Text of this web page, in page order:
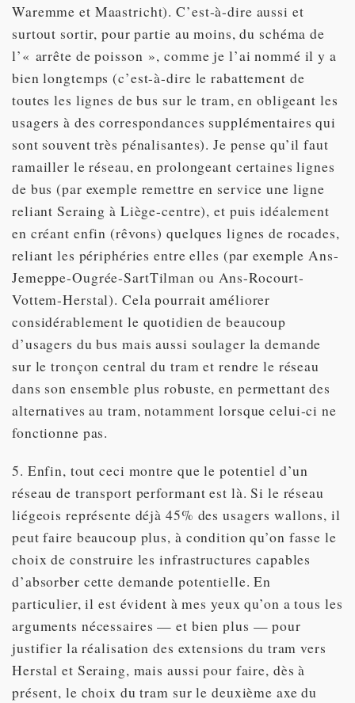
Waremme et Maastricht). C’est-à-dire aussi et
surtout sortir, pour partie au moins, du schéma de
l’« arrête de poisson », comme je l’ai nommé il y a
bien longtemps (c’est-à-dire le rabattement de
toutes les lignes de bus sur le tram, en obligeant les
usagers à des correspondances supplémentaires qui
sont souvent très pénalisantes). Je pense qu’il faut
ramailler le réseau, en prolongeant certaines lignes
de bus (par exemple remettre en service une ligne
reliant Seraing à Liège-centre), et puis idéalement
en créant enfin (rêvons) quelques lignes de rocades,
reliant les périphéries entre elles (par exemple Ans-
Jemeppe-Ougrée-SartTilman ou Ans-Rocourt-
Vottem-Herstal). Cela pourrait améliorer
considérablement le quotidien de beaucoup
d’usagers du bus mais aussi soulager la demande
sur le tronçon central du tram et rendre le réseau
dans son ensemble plus robuste, en permettant des
alternatives au tram, notamment lorsque celui-ci ne
fonctionne pas.
5. Enfin, tout ceci montre que le potentiel d’un
réseau de transport performant est là. Si le réseau
liégeois représente déjà 45% des usagers wallons, il
peut faire beaucoup plus, à condition qu’on fasse le
choix de construire les infrastructures capables
d’absorber cette demande potentielle. En
particulier, il est évident à mes yeux qu’on a tous les
arguments nécessaires — et bien plus — pour
justifier la réalisation des extensions du tram vers
Herstal et Seraing, mais aussi pour faire, dès à
présent, le choix du tram sur le deuxième axe du